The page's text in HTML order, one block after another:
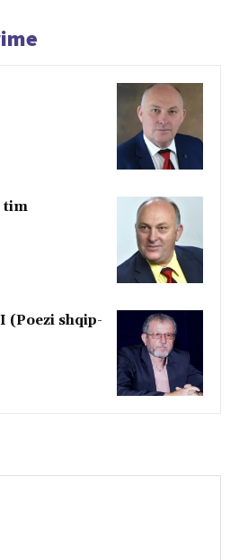
tim
(Poezi shqip-